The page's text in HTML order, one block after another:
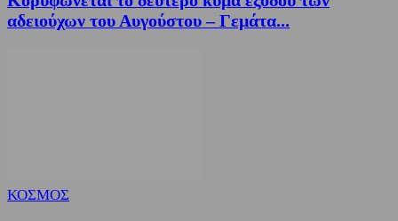
αδειούχων του Αυγούστου – Γεμάτα...
ΚΟΣΜΟΣ